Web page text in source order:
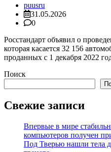
puusru
31.05.2026
0
Росстандарт объявил о
которая касается 32 156
проданных c 1 декабря 2022
Поиск
Свежие записи
Впервые в мире
компьютеров получен
Под Тверью нашли тела